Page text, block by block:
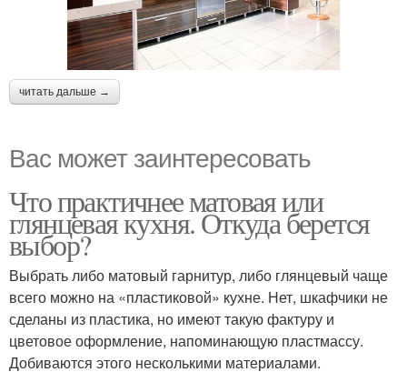
читать дальше →
Вас может заинтересовать
Что практичнее матовая или
глянцевая кухня. Откуда берется
выбор?
Выбрать либо матовый гарнитур, либо глянцевый чаще
всего можно на «пластиковой» кухне. Нет, шкафчики не
сделаны из пластика, но имеют такую фактуру и
цветовое оформление, напоминающую пластмассу.
Добиваются этого несколькими материалами.